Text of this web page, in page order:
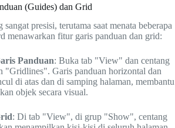
(Guides) dan Grid
presisi, terutama saat menata beberapa
menawarkan fitur garis panduan dan grid:
Panduan: Buka tab "View" dan centang
"Gridlines". Garis panduan horizontal dan
di atas dan di samping halaman, membantu
objek secara visual.
: Di tab "View", di grup "Show", centang